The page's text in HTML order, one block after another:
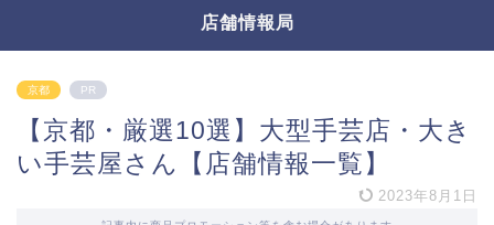
店舗情報局
京都 PR
【京都・厳選10選】大型手芸店・大き
い手芸屋さん【店舗情報一覧】
2023年8月1日